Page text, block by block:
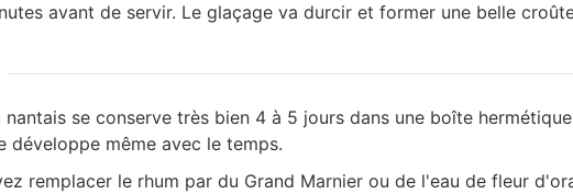
avant de servir. Le glaçage va durcir et former une belle
nantais se conserve très bien 4 à 5 jours dans une boîte
développe même avec le temps.
remplacer le rhum par du Grand Marnier ou de l'eau de fleur